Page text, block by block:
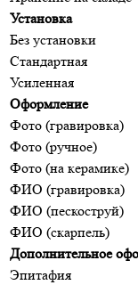
Установка
Без установки
Стандартная
Усиленная
Оформление
Фото (гравировка)
Фото (ручное)
Фото (на керамике)
ФИО (гравировка)
ФИО (пескоструй)
ФИО (скарпель)
Дополнительное
Эпитафия